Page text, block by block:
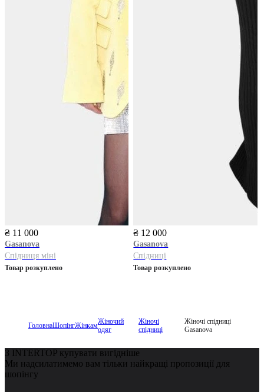
₴ 11 000
Gasanova
Спідниця міні
Товар розкуплено
₴ 12 000
Gasanova
Спідниці
Товар розкуплено
ГоловнаШопінгЖінкамЖіночий
одяг
Жіночі
спідниці
Жіночі спідниці
Gasanova
З INTERTOP купувати вигідніше
Ми надсилатимемо вам тільки найкращі пропозиції для
шопінгу